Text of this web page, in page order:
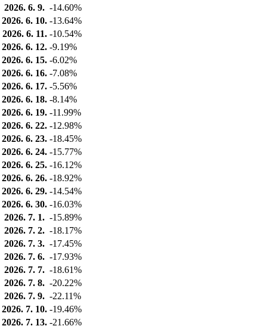
2026. 6. 9. -14.60%
2026. 6. 10. -13.64%
2026. 6. 11. -10.54%
2026. 6. 12. -9.19%
2026. 6. 15. -6.02%
2026. 6. 16. -7.08%
2026. 6. 17. -5.56%
2026. 6. 18. -8.14%
2026. 6. 19. -11.99%
2026. 6. 22. -12.98%
2026. 6. 23. -18.45%
2026. 6. 24. -15.77%
2026. 6. 25. -16.12%
2026. 6. 26. -18.92%
2026. 6. 29. -14.54%
2026. 6. 30. -16.03%
2026. 7. 1. -15.89%
2026. 7. 2. -18.17%
2026. 7. 3. -17.45%
2026. 7. 6. -17.93%
2026. 7. 7. -18.61%
2026. 7. 8. -20.22%
2026. 7. 9. -22.11%
2026. 7. 10. -19.46%
2026. 7. 13. -21.66%